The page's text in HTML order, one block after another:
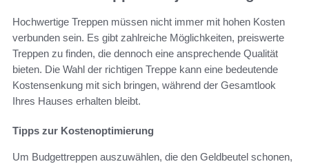
Hochwertige Treppen müssen nicht immer mit hohen Kosten
verbunden sein. Es gibt zahlreiche Möglichkeiten, preiswerte
Treppen zu finden, die dennoch eine ansprechende Qualität
bieten. Die Wahl der richtigen Treppe kann eine bedeutende
Kostensenkung mit sich bringen, während der Gesamtlook
Ihres Hauses erhalten bleibt.
Tipps zur Kostenoptimierung
Um Budgettreppen auszuwählen, die den Geldbeutel schonen,